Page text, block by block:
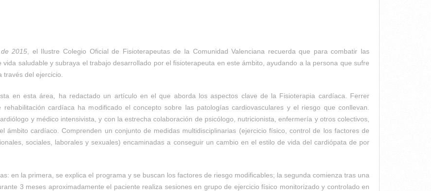
2015 , el Ilustre Colegio Oficial de Fisioterapeutas de la Comunidad Valenciana recuerda que para combatir las
saludable y subraya el trabajo desarrollado por el fisioterapeuta en este ámbito, ayudando a la persona que sufre
del ejercicio.
en esta área, ha redactado un artículo en el que aborda los aspectos clave de la Fisioterapia cardíaca. Ferrer
cardíaca ha modificado el concepto sobre las patologías cardiovasculares y el riesgo que conllevan.
y médico intensivista, y con la estrecha colaboración de psicólogo, nutricionista, enfermería y otros colectivos,
ámbito cardíaco. Comprenden un conjunto de medidas multidisciplinarias (ejercicio físico, control de los factores de
sociales, laborales y sexuales) encaminadas a conseguir un cambio en el estilo de vida del cardiópata de por
en la primera, se explica el programa y se buscan los factores de riesgo modificables; la segunda comienza tras una
3 meses aproximadamente el paciente realiza sesiones en grupo de ejercicio físico monitorizado y controlado en